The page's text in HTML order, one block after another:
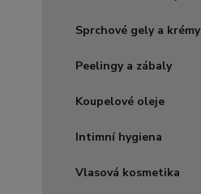
Sprchové gely a krémy
Peelingy a zábaly
Koupelové oleje
Intimní hygiena
Vlasová kosmetika